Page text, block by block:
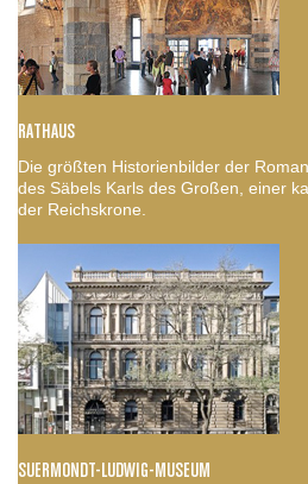
RATHAUS
Die größten Historienbilder der
des Säbels Karls des Großen, einer
der Reichskrone.
SUERMONDT-LUDWIG-MUSEUM